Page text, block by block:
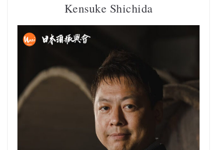
Kensuke Shichida